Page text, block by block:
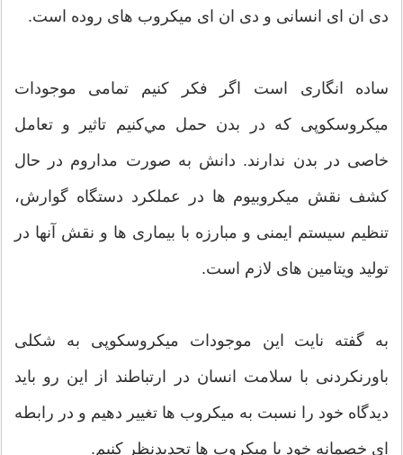
دی ان ای انسانی و دی ان ای ميكروب های روده است.
ساده انگاری است اگر فکر کنیم تمامی موجودات
میکروسکوپی كه در بدن حمل مي‌كنيم تاثير و تعامل
خاصی در بدن ندارند. دانش به صورت مداروم در حال
کشف نقش میکروبیوم ها در عملكرد دستگاه گوارش،
تنظیم سیستم ایمنی و مبارزه با بیماری ها و نقش آنها در
تولید ویتامین های لازم است.
به گفته نایت این موجودات میکروسکوپی به شکلی
باورنکردنی با سلامت انسان در ارتباطند از اين رو باید
ديدگاه خود را نسبت به میکروب ها تغيير دهيم و در رابطه
ای خصمانه خود با ميكروب ها تجديد‌نظر كنيم.